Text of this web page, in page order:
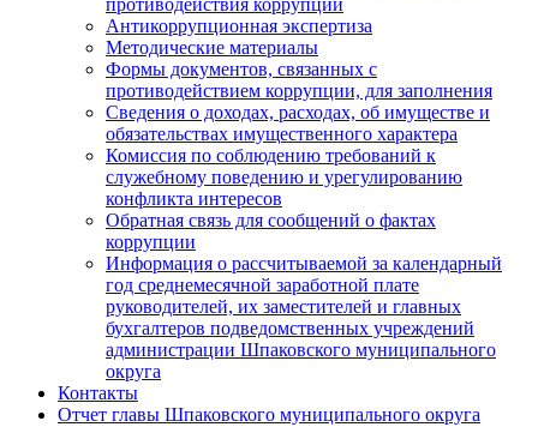
противодействия коррупции
Антикоррупционная экспертиза
Методические материалы
Формы документов, связанных с
противодействием коррупции, для заполнения
Сведения о доходах, расходах, об имуществе и
обязательствах имущественного характера
Комиссия по соблюдению требований к
служебному поведению и урегулированию
конфликта интересов
Обратная связь для сообщений о фактах
коррупции
Информация о рассчитываемой за календарный
год среднемесячной заработной плате
руководителей, их заместителей и главных
бухгалтеров подведомственных учреждений
администрации Шпаковского муниципального
округа
Контакты
Отчет главы Шпаковского муниципального округа